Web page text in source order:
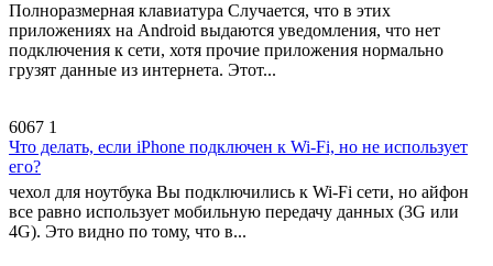
Полноразмерная клавиатура Случается, что в этих
приложениях на Android выдаются уведомления, что нет
подключения к сети, хотя прочие приложения нормально
грузят данные из интернета. Этот...
6067 1
Что делать, если iPhone подключен к Wi-Fi, но не использует
его?
чехол для ноутбука Вы подключились к Wi-Fi сети, но айфон
все равно использует мобильную передачу данных (3G или
4G). Это видно по тому, что в...